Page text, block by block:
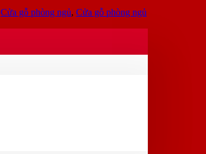
Cửa gỗ phòng ngủ, Cửa gỗ phòng ngủ